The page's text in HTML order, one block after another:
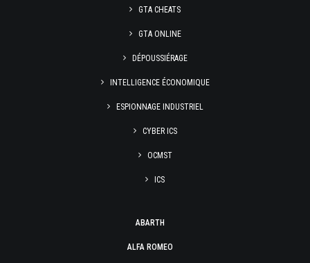
GTA CHEATS
GTA ONLINE
DÉPOUSSIÉRAGE
INTELLIGENCE ÉCONOMIQUE
ESPIONNAGE INDUSTRIEL
CYBER ICS
OCMST
ICS
ABARTH
ALFA ROMEO